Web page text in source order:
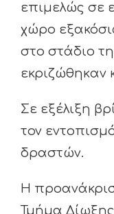
επιμελώς σε
χώρο
στο στάδιο
εκριζώθηκαν
Σε εξέλιξη
τον
δραστών.
Η
Τμήμα